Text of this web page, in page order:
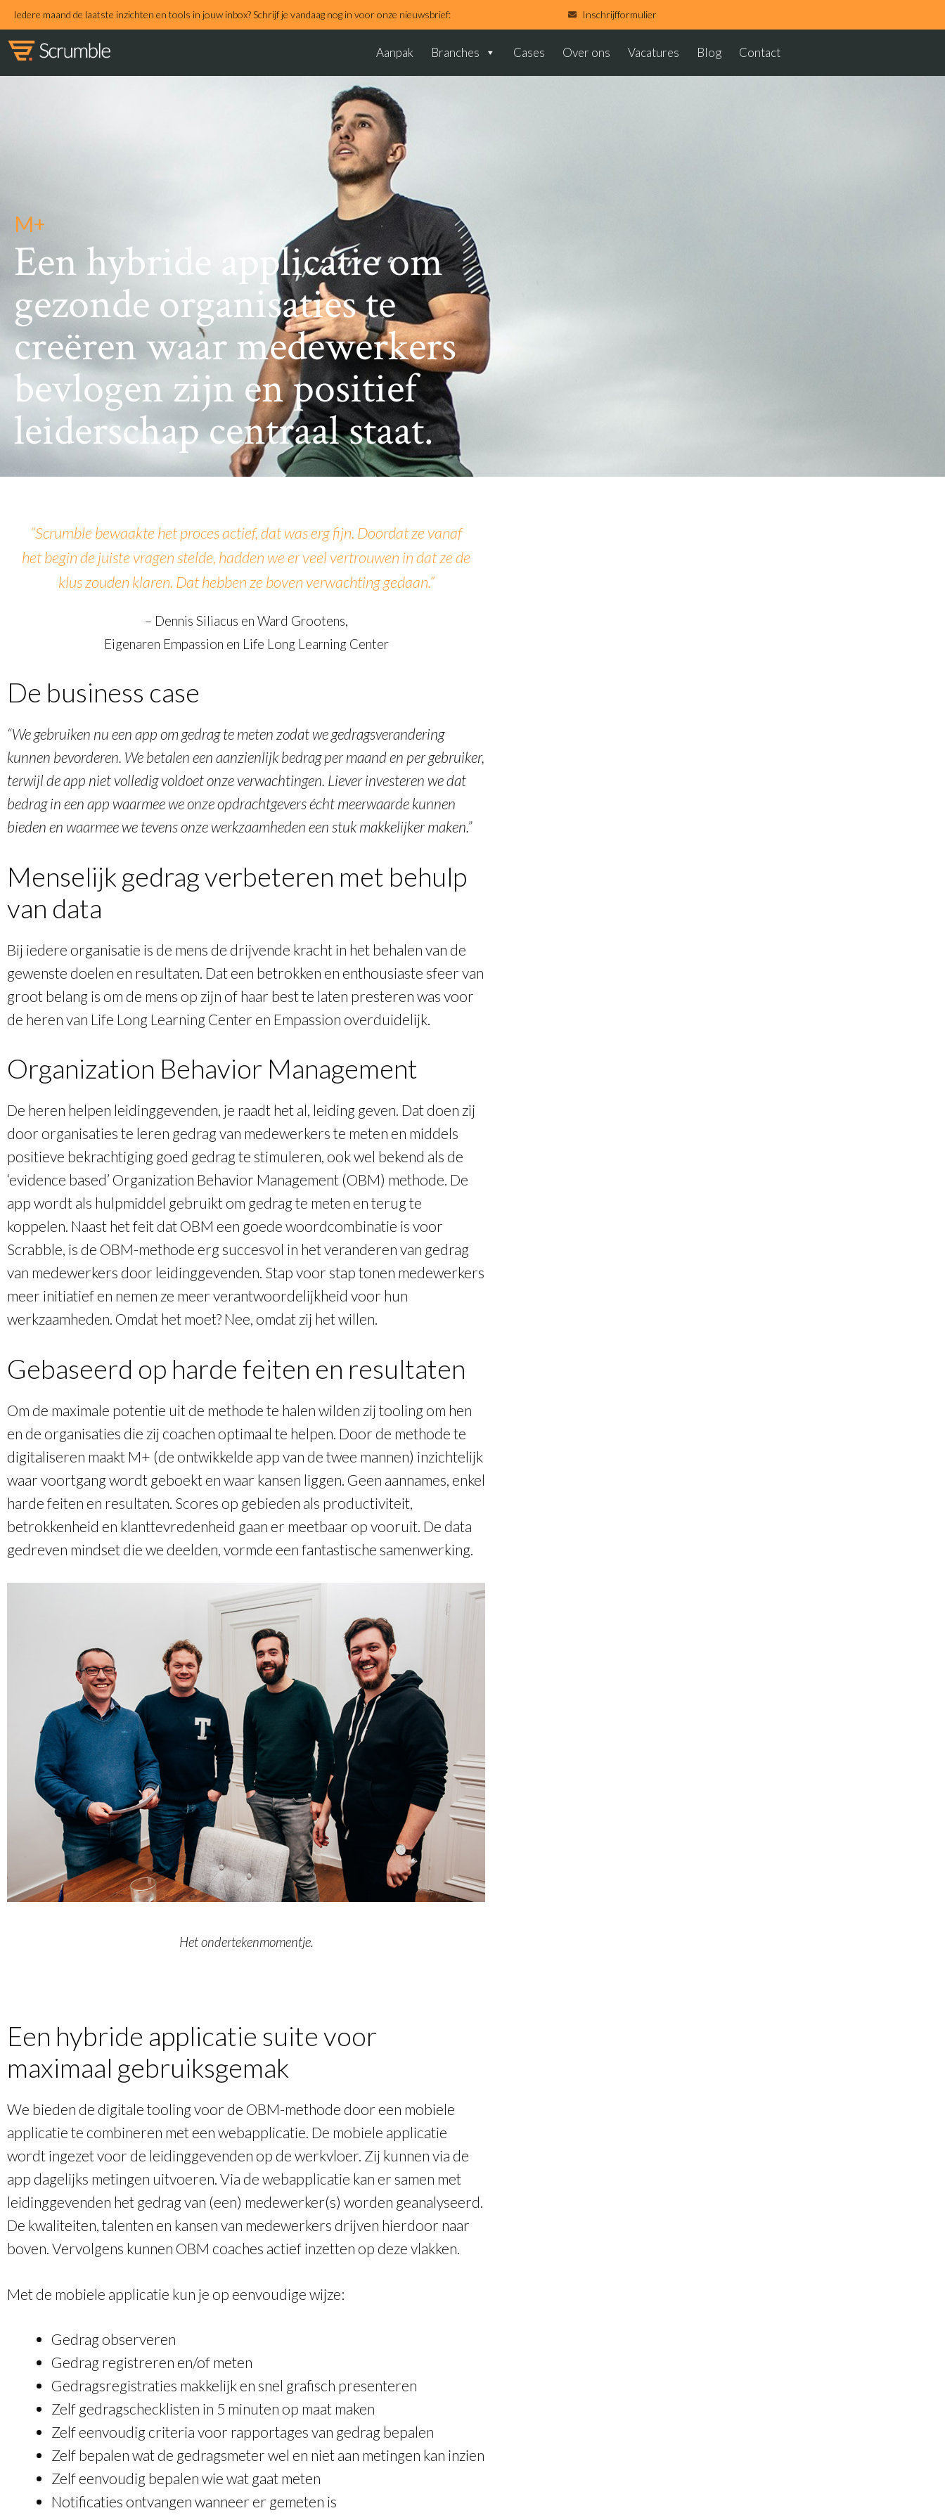
Iedere maand de laatste inzichten en tools in jouw inbox? Schrijf je vandaag nog in voor onze nieuwsbrief: Inschrijfformulier
Aanpak Branches Cases Over ons Vacatures Blog Contact
M+
Een hybride applicatie om
gezonde organisaties te
creëren waar medewerkers
bevlogen zijn en positief
leiderschap centraal staat.
“Scrumble bewaakte het proces actief, dat was erg fijn. Doordat ze vanaf
het begin de juiste vragen stelde, hadden we er veel vertrouwen in dat ze de
klus zouden klaren. Dat hebben ze boven verwachting gedaan.”
– Dennis Siliacus en Ward Grootens,
Eigenaren Empassion en Life Long Learning Center
De business case
“We gebruiken nu een app om gedrag te meten zodat we gedragsverandering
kunnen bevorderen. We betalen een aanzienlijk bedrag per maand en per gebruiker,
terwijl de app niet volledig voldoet onze verwachtingen. Liever investeren we dat
bedrag in een app waarmee we onze opdrachtgevers écht meerwaarde kunnen
bieden en waarmee we tevens onze werkzaamheden een stuk makkelijker maken.”
Menselijk gedrag verbeteren met behulp
van data
Bij iedere organisatie is de mens de drijvende kracht in het behalen van de
gewenste doelen en resultaten. Dat een betrokken en enthousiaste sfeer van
groot belang is om de mens op zijn of haar best te laten presteren was voor
de heren van Life Long Learning Center en Empassion overduidelijk.
Organization Behavior Management
De heren helpen leidinggevenden, je raadt het al, leiding geven. Dat doen zij
door organisaties te leren gedrag van medewerkers te meten en middels
positieve bekrachtiging goed gedrag te stimuleren, ook wel bekend als de
‘evidence based’ Organization Behavior Management (OBM) methode. De
app wordt als hulpmiddel gebruikt om gedrag te meten en terug te
koppelen. Naast het feit dat OBM een goede woordcombinatie is voor
Scrabble, is de OBM-methode erg succesvol in het veranderen van gedrag
van medewerkers door leidinggevenden. Stap voor stap tonen medewerkers
meer initiatief en nemen ze meer verantwoordelijkheid voor hun
werkzaamheden. Omdat het moet? Nee, omdat zij het willen.
Gebaseerd op harde feiten en resultaten
Om de maximale potentie uit de methode te halen wilden zij tooling om hen
en de organisaties die zij coachen optimaal te helpen. Door de methode te
digitaliseren maakt M+ (de ontwikkelde app van de twee mannen) inzichtelijk
waar voortgang wordt geboekt en waar kansen liggen. Geen aannames, enkel
harde feiten en resultaten. Scores op gebieden als productiviteit,
betrokkenheid en klanttevredenheid gaan er meetbaar op vooruit. De data
gedreven mindset die we deelden, vormde een fantastische samenwerking.
Het ondertekenmomentje.
Een hybride applicatie suite voor
maximaal gebruiksgemak
We bieden de digitale tooling voor de OBM-methode door een mobiele
applicatie te combineren met een webapplicatie. De mobiele applicatie
wordt ingezet voor de leidinggevenden op de werkvloer. Zij kunnen via de
app dagelijks metingen uitvoeren. Via de webapplicatie kan er samen met
leidinggevenden het gedrag van (een) medewerker(s) worden geanalyseerd.
De kwaliteiten, talenten en kansen van medewerkers drijven hierdoor naar
boven. Vervolgens kunnen OBM coaches actief inzetten op deze vlakken.
Met de mobiele applicatie kun je op eenvoudige wijze:
Gedrag observeren
Gedrag registreren en/of meten
Gedragsregistraties makkelijk en snel grafisch presenteren
Zelf gedragschecklisten in 5 minuten op maat maken
Zelf eenvoudig criteria voor rapportages van gedrag bepalen
Zelf bepalen wat de gedragsmeter wel en niet aan metingen kan inzien
Zelf eenvoudig bepalen wie wat gaat meten
Notificaties ontvangen wanneer er gemeten is